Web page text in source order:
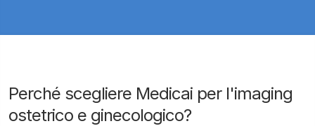
Perché scegliere Medicai per l'imaging
ostetrico e ginecologico?